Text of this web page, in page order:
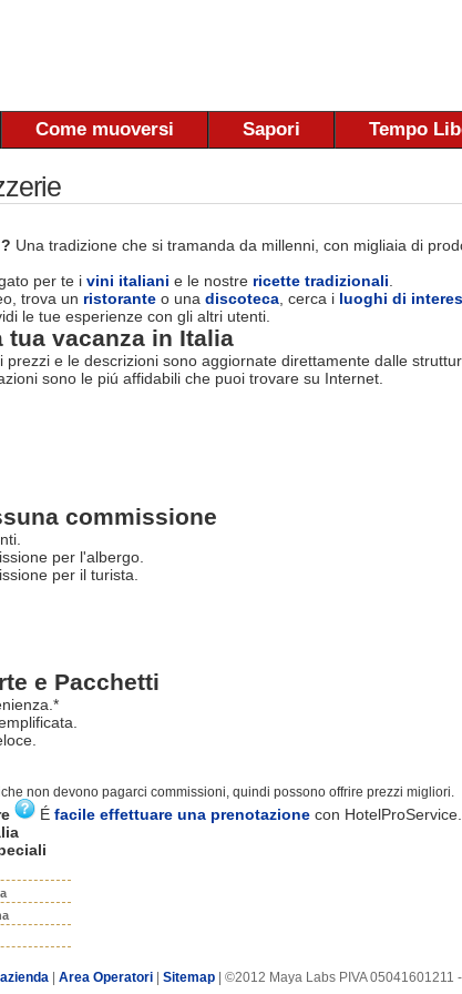
Come muoversi Sapori Tempo
Una tradizione che si tramanda da millenni, con migliaia di
per te i vini italiani e le nostre ricette tradizionali
trova un ristorante o una discoteca , cerca i luoghi di
le tue esperienze con gli altri utenti.
tua vacanza in Italia
prezzi e le descrizioni sono aggiornate direttamente dalle
sono le piú affidabili che puoi trovare su Internet.
commissione
per l'albergo.
per il turista.
e Pacchetti
non devono pagarci commissioni, quindi possono offrire prezzi migliori.
É facile effettuare una prenotazione con HotelProService.
Area Operatori Sitemap| ©2012 Maya Labs PIVA 05041601211